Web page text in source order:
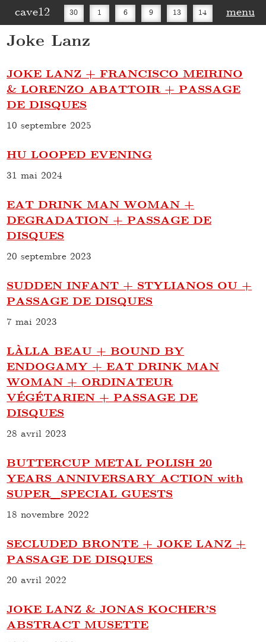
cave12 30 1 6 9 13 14 menu
Joke Lanz
JOKE LANZ + FRANCISCO MEIRINO
& LORENZO ABATTOIR + PASSAGE
DE DISQUES
10 septembre 2025
HU LOOPED EVENING
31 mai 2024
EAT DRINK MAN WOMAN +
DEGRADATION + PASSAGE DE
DISQUES
20 septembre 2023
SUDDEN INFANT + STYLIANOS OU +
PASSAGE DE DISQUES
7 mai 2023
LÀLLA BEAU + BOUND BY
ENDOGAMY + EAT DRINK MAN
WOMAN + ORDINATEUR
VÉGÉTARIEN + PASSAGE DE
DISQUES
28 avril 2023
BUTTERCUP METAL POLISH 20
YEARS ANNIVERSARY ACTION with
SUPER_SPECIAL GUESTS
18 novembre 2022
SECLUDED BRONTE + JOKE LANZ +
PASSAGE DE DISQUES
20 avril 2022
JOKE LANZ & JONAS KOCHER’S
ABSTRACT MUSETTE